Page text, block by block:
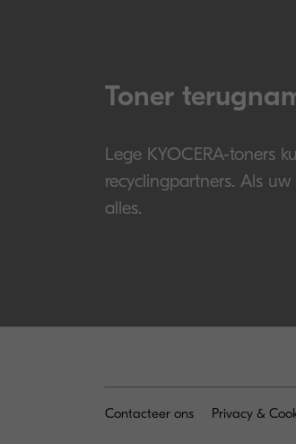
Toner
Lege KYOCERA-toners
recyclingpartners. Als
alles.
Contacteer ons Privacy &